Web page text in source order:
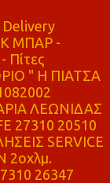
Delivery
ΜΠΑΡ -
Πίτες
" Η ΠΙΑΤΣΑ
ΛΕΩΝΙΔΑΣ
27310 20510
SERVICE
26347